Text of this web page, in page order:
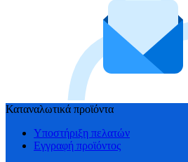
Καταναλωτικά προϊόντα
Υποστήριξη πελατών
Εγγραφή προϊόντος